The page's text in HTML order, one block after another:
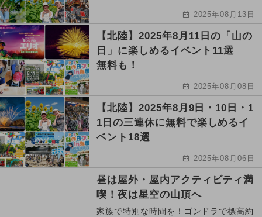
2025年08月13日
【北陸】2025年8月11日の「山の
日」に楽しめるイベント11選
無料も！
2025年08月08日
【北陸】2025年8月9日・10日・1
1日の三連休に無料で楽しめるイ
ベント18選
2025年08月06日
昼は屋外・屋内アクティビティ満
喫！夜は星空の山頂へ
家族で特別な時間を！ゴンドラで標高約